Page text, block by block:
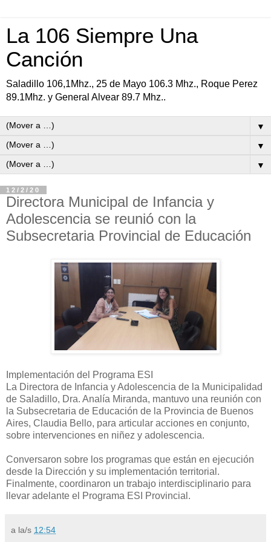
La 106 Siempre Una
Canción
Saladillo 106,1Mhz., 25 de Mayo 106.3 Mhz., Roque Perez
89.1Mhz. y General Alvear 89.7 Mhz..
▼
▼
▼
12/2/20
Directora Municipal de Infancia y
Adolescencia se reunió con la
Subsecretaria Provincial de Educación
Implementación del Programa ESI
La Directora de Infancia y Adolescencia de la Municipalidad
de Saladillo, Dra. Analía Miranda, mantuvo una reunión con
la Subsecretaria de Educación de la Provincia de Buenos
Aires, Claudia Bello, para articular acciones en conjunto,
sobre intervenciones en niñez y adolescencia.
Conversaron sobre los programas que están en ejecución
desde la Dirección y su implementación territorial.
Finalmente, coordinaron un trabajo interdisciplinario para
llevar adelante el Programa ESI Provincial.
a la/s 12:54